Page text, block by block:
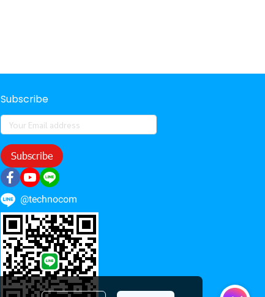
Subscribe
Subscribe
@technocom